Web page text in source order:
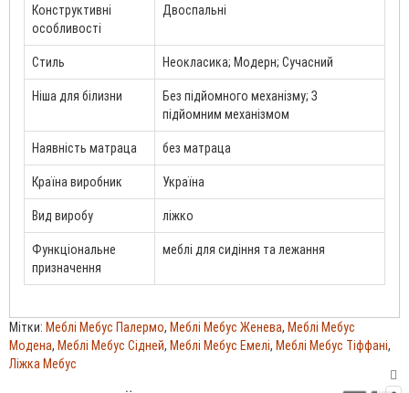
Конструктивні
особливості
Двоспальні
Стиль Неокласика; Модерн; Сучасний
Ніша для білизни
Без підйомного механізму; З
підйомним механізмом
Наявність матраца без матраца
Країна виробник Україна
Вид виробу ліжко
Функціональне
призначення
меблі для сидіння та лежання
Мітки: Меблі Мебус Палермо, Меблі Мебус Женева, Меблі Мебус
Модена, Меблі Мебус Сідней, Меблі Мебус Емелі, Меблі Мебус Тіффані,
Ліжка Мебус